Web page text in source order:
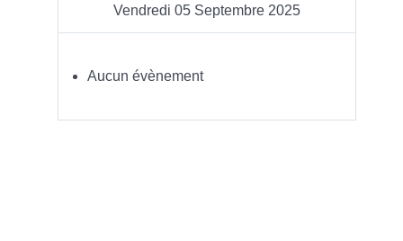
Vendredi 05 Septembre 2025
Aucun évènement